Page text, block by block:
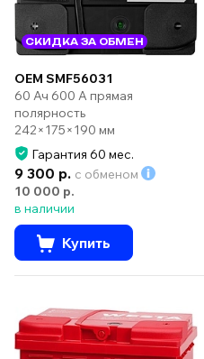
СКИДКА ЗА ОБМЕН
OEM SMF56031
60 Ач 600 А прямая
полярность
242×175×190 мм
Гарантия 60 мес.
9 300 р. с обменом
10 000 р.
в наличии
Купить